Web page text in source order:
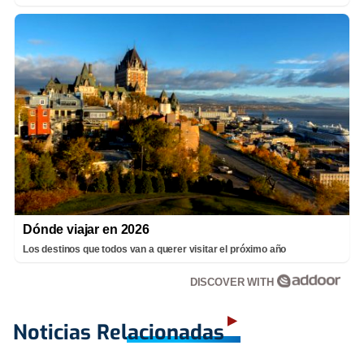
Dónde viajar en 2026
Los destinos que todos van a querer visitar el próximo año
DISCOVER WITH
Noticias Relacionadas